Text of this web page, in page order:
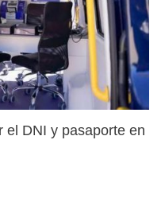
el DNI y pasaporte en